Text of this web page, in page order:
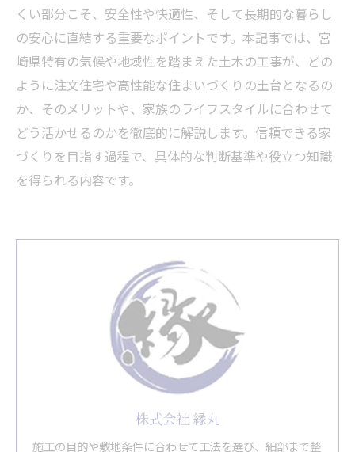
くい部分こそ、安全性や快適性、そして長期的な暮らし
の安心に直結する重要なポイントです。本記事では、宮
崎県特有の気候や地域性を踏まえた土木の工事が、どの
ように注文住宅や高性能な住まいづくりの土台となるの
か、そのメリットや、家族のライフスタイルに合わせて
どう活かせるのかを徹底的に解説します。信頼できる家
づくりを目指す過程で、具体的な判断基準や役立つ知識
を得られる内容です。
株式会社 縁丸
施工の目的や敷地条件に合わせて工法を選び、細部まで整